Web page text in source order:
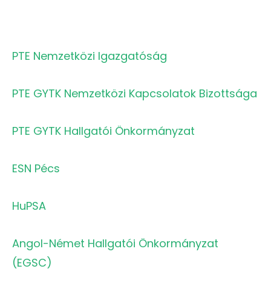
PTE Nemzetközi Igazgatóság
PTE GYTK Nemzetközi Kapcsolatok Bizottsága
PTE GYTK Hallgatói Önkormányzat
ESN Pécs
HuPSA
Angol-Német Hallgatói Önkormányzat
(EGSC)